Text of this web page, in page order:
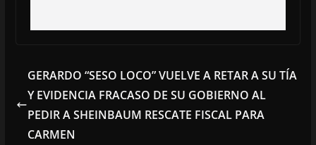
GERARDO “SESO LOCO” VUELVE A RETAR A SU TÍA
Y EVIDENCIA FRACASO DE SU GOBIERNO AL
PEDIR A SHEINBAUM RESCATE FISCAL PARA
CARMEN